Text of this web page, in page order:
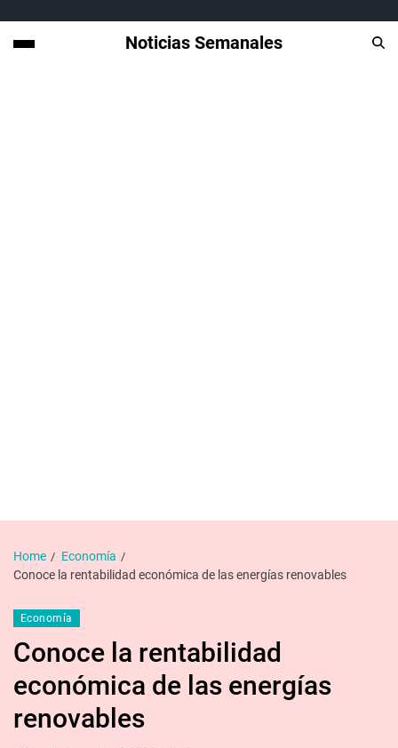
Noticias Semanales
Home
Economía
Conoce la rentabilidad económica de las energías renovables
Economía
Conoce la rentabilidad
económica de las energías
renovables